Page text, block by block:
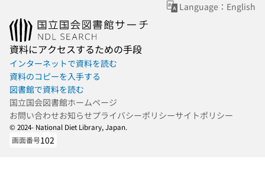
Language：English
資料にアクセスするための手段
インターネットで資料を読む
資料のコピーを入手する
図書館で資料を読む
国立国会図書館ホームページ
お問い合わせお知らせプライバシーポリシーサイトポリシー
© 2024- National Diet Library, Japan.
画面番号102